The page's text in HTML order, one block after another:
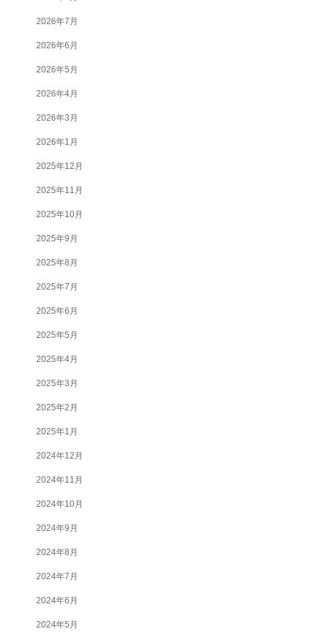
2026年7月
2026年6月
2026年5月
2026年4月
2026年3月
2026年1月
2025年12月
2025年11月
2025年10月
2025年9月
2025年8月
2025年7月
2025年6月
2025年5月
2025年4月
2025年3月
2025年2月
2025年1月
2024年12月
2024年11月
2024年10月
2024年9月
2024年8月
2024年7月
2024年6月
2024年5月